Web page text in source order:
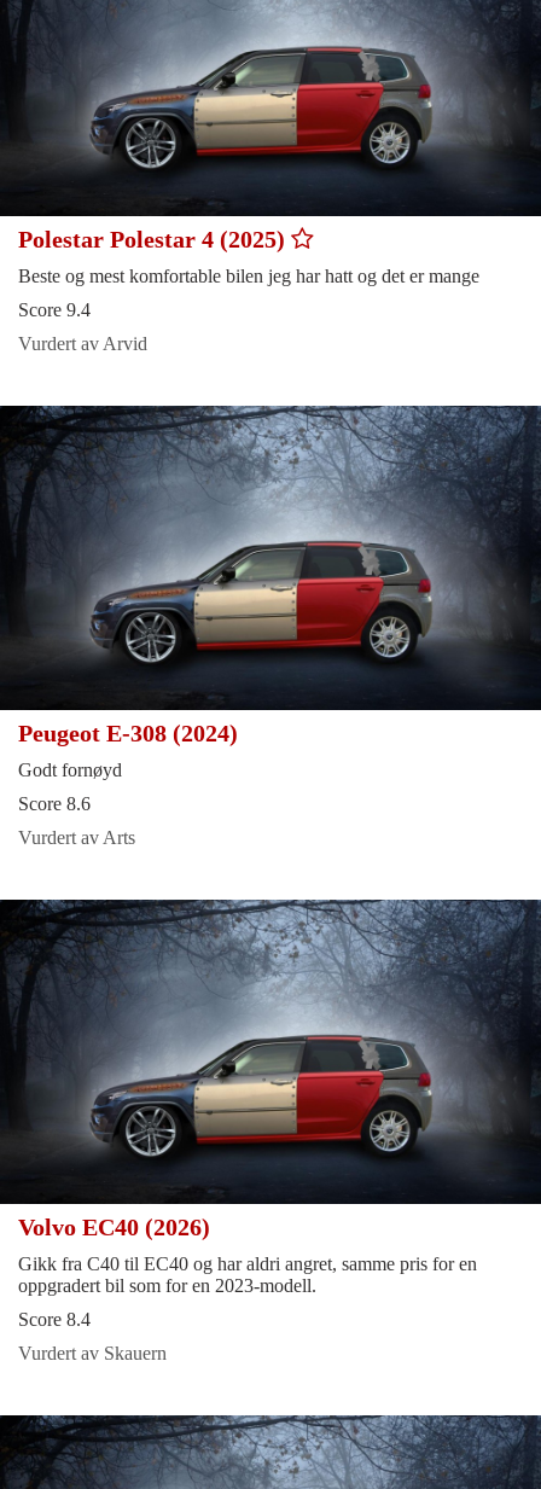
Polestar Polestar 4 (2025)
Beste og mest komfortable bilen jeg har hatt og det er mange
Score 9.4
Vurdert av Arvid
Peugeot E-308 (2024)
Godt fornøyd
Score 8.6
Vurdert av Arts
Volvo EC40 (2026)
Gikk fra C40 til EC40 og har aldri angret, samme pris for en
oppgradert bil som for en 2023-modell.
Score 8.4
Vurdert av Skauern